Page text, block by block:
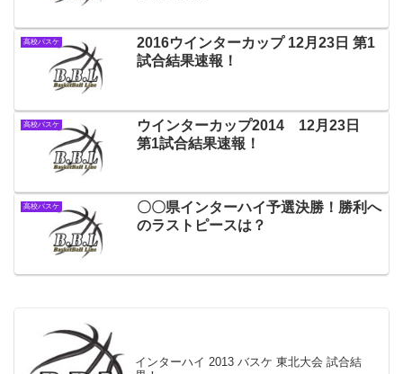
高校バスケ
2016ウインターカップ 12月23日 第1
試合結果速報！
高校バスケ
ウインターカップ2014 12月23日
第1試合結果速報！
高校バスケ
〇〇県インターハイ予選決勝！勝利へ
のラストピースは？
インターハイ 2013 バスケ 東北大会 試合結